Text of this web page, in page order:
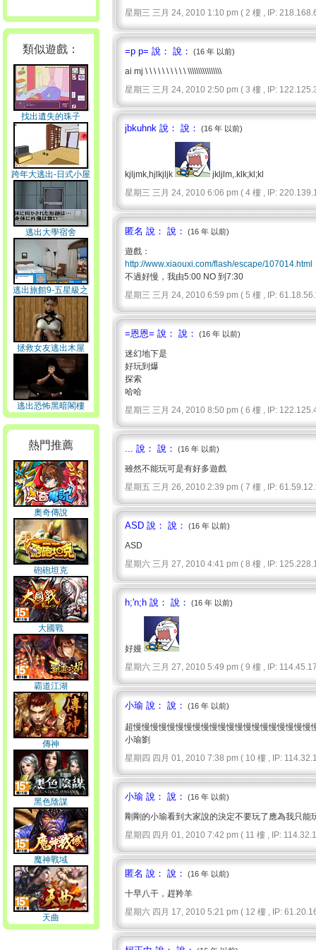
類似遊戲：
找出遺失的珠子
跨年大逃出-日式小屋
逃出大學宿舍
逃出旅館9-五星級之
謎
拯救女友逃出木屋
逃出恐怖黑暗閣樓
熱門推薦
奧奇傳說
砲砲坦克
大國戰
霸道江湖
傳神
黑色陰謀
魔神戰域
天曲
星期三 三月 24, 2010 1:10 pm ( 2 樓 , IP:
=p p= 說： 說： (16 年 以前)
ai mj \ \ \ \ \ \ \ \ \ \ \\\\\\\\\\\\\\\\
星期三 三月 24, 2010 2:50 pm ( 3 樓 , IP:
jbkuhnk 說： 說： (16 年 以前)
kjljmk,hjlkjljk
jkljlm,.klk;kl;kl
星期三 三月 24, 2010 6:06 pm ( 4 樓 , IP:
匿名 說： 說： (16 年 以前)
遊戲：
http://www.xiaouxi.com/flash/escape/107014.html
不過好慢，我由5:00 NO 到7:30
星期三 三月 24, 2010 6:59 pm ( 5 樓 , IP:
=恩恩= 說： 說： (16 年 以前)
迷幻地下是
好玩到爆
探索
哈哈
星期三 三月 24, 2010 8:50 pm ( 6 樓 , IP:
... 說： 說： (16 年 以前)
雖然不能玩可是有好多遊戲
星期五 三月 26, 2010 2:39 pm ( 7 樓 , IP:
ASD 說： 說： (16 年 以前)
ASD
星期六 三月 27, 2010 4:41 pm ( 8 樓 , IP:
h;'n;h 說： 說： (16 年 以前)
好嫚
星期六 三月 27, 2010 5:49 pm ( 9 樓 , IP:
小瑜 說： 說： (16 年 以前)
超慢慢慢慢慢慢慢慢慢慢慢慢慢慢慢慢慢慢慢慢
小瑜劉
星期四 四月 01, 2010 7:38 pm ( 10 樓 , IP:
小瑜 說： 說： (16 年 以前)
剛剛的小瑜看到大家說的決定不要玩了應為我只能
星期四 四月 01, 2010 7:42 pm ( 11 樓 , IP:
匿名 說： 說： (16 年 以前)
十早八干，趕羚羊
星期六 四月 17, 2010 5:21 pm ( 12 樓 , IP: